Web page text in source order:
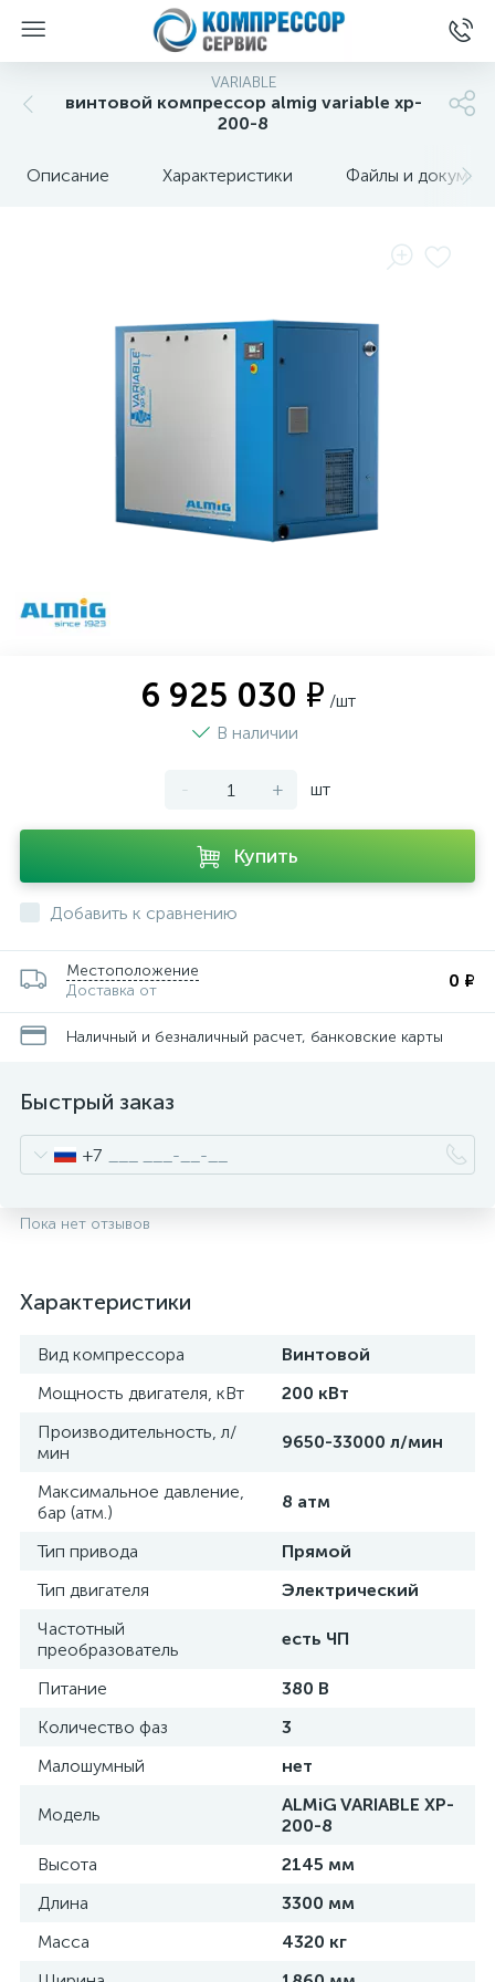
VARIABLE
винтовой компрессор almig variable xp-
200-8
Описание Характеристики Файлы и
6 925 030 ₽ /шт
В наличии
- + шт
Купить
Добавить к сравнению
Местоположение
Доставка от
0 ₽
Наличный и безналичный расчет, банковские карты
Быстрый заказ
+7
Пока нет отзывов
Характеристики
Вид компрессора
Винтовой
Мощность двигателя, кВт
200 кВт
Производительность, л/
мин
9650-33000 л/мин
Максимальное давление,
бар (атм.)
8 атм
Тип привода
Прямой
Тип двигателя
Электрический
Частотный
преобразователь
есть ЧП
Питание
380 В
Количество фаз
3
Малошумный
нет
Модель
ALMiG VARIABLE XP-
200-8
Высота
2145 мм
Длина
3300 мм
Масса
4320 кг